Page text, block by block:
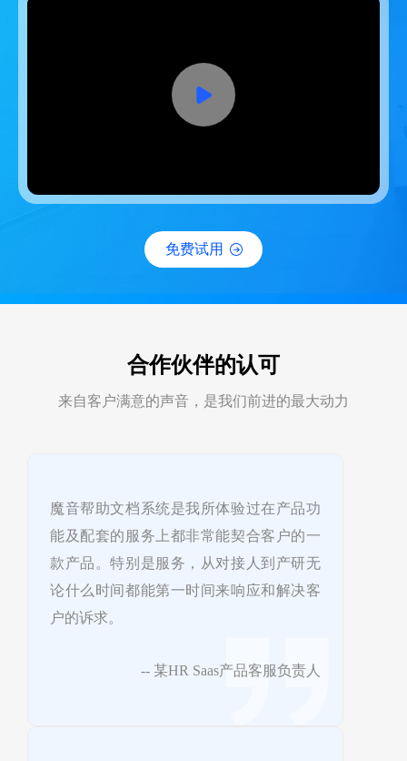
免费试用
合作伙伴的认可
来自客户满意的声音，是我们前进的最大动力
魔音帮助文档系统是我所体验过在产品功
能及配套的服务上都非常能契合客户的一
款产品。特别是服务，从对接人到产研无
论什么时间都能第一时间来响应和解决客
户的诉求。
-- 某HR Saas产品客服负责人